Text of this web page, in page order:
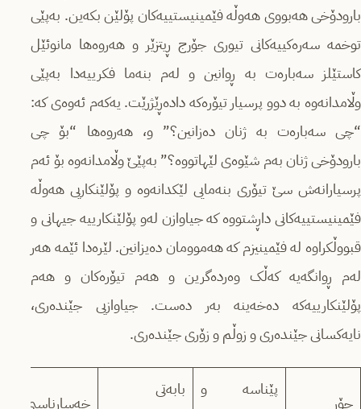
بارودۆخی هەبووی هەوڵە فێمینیستییەکان پۆلێن بکەین. بەپێی
توخمە سەرەکییەکانی تیوری جۆرج ڕیتزێر و هەروەها مانوئێل
کاستێلز سەبارەت بە ڕوانین و لەم بنەما فکرییەدا بەپێی
وڵامدانەوە بە دوو پرسیار تیۆرەکە دادەڕێژرێت. یەکەم ئەوەی کە:
“چی سەبارەت بە ژنان دەزانین؟” و، هەروەها “بۆ چی
بارودۆخی ژنان بەم شێوەی لێهاتووە؟” بەپێێ وڵامدانەوە بۆ ئەم
پرسیارانەش سێ تیۆری بنەمایی لێکدانەوە و پۆلێنکاریی هەوڵە
فێمینیستییەکانی داڕشتووە کە جیاوازن لەو پۆلێنکارییە جیهانی و
قبووڵکراوە لە فێمینیزم کە هەموومان دەیزانین. لێرەدا ئێمە هەر
لەم ڕوانگەیە کەڵک وەردەگرین و هەم تیۆرەکان و هەم
پۆلێنکارییەکە دەخەینە بەر دەست. جیاوازیی جێندەری،
نایەکسانی جێندەری و زوڵم و زۆری جێندەری.
جۆر
پێناسە و
بابەتی
خەسارناسیی